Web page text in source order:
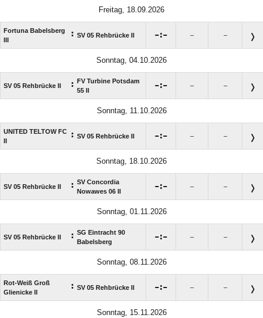
Freitag, 18.09.2026
Fortuna Babelsberg
: SV 05 Rehbrücke II : – –
Sonntag, 04.10.2026
SV 05 Rehbrücke II :
FV Turbine Potsdam
55 II
: – –
Sonntag, 11.10.2026
UNITED TELTOW FC
: SV 05 Rehbrücke II : – –
Sonntag, 18.10.2026
SV 05 Rehbrücke II : SV Concordia
Nowawes 06 II
: – –
Sonntag, 01.11.2026
SV 05 Rehbrücke II : SG Eintracht 90
Babelsberg
: – –
Sonntag, 08.11.2026
Rot-Weiß Groß
Glienicke II
: SV 05 Rehbrücke II : – –
Sonntag, 15.11.2026